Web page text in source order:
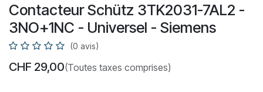
Contacteur Schütz 3TK2031-7AL2 -
3NO+1NC - Universel - Siemens
(0 avis)
CHF 29,00(Toutes taxes comprises)